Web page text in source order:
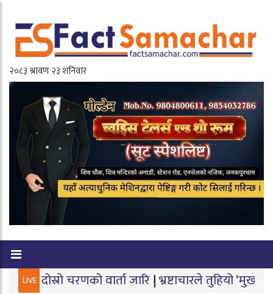
LIVEवार्ता जारि|भ्रष्टाचारले तुहियो ‘मुख्यमन्त्री बेटी